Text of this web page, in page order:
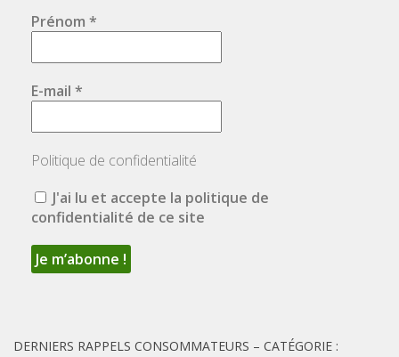
Prénom *
E-mail *
Politique de confidentialité
J'ai lu et accepte la politique de
confidentialité de ce site
DERNIERS RAPPELS CONSOMMATEURS – CATÉGORIE :